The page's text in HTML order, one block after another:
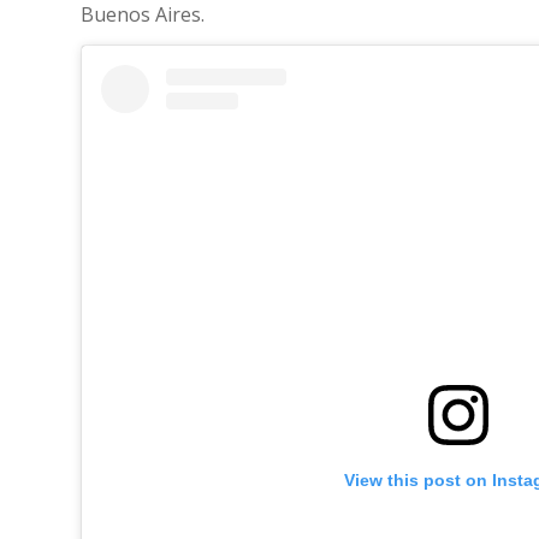
Buenos Aires.
View this post on